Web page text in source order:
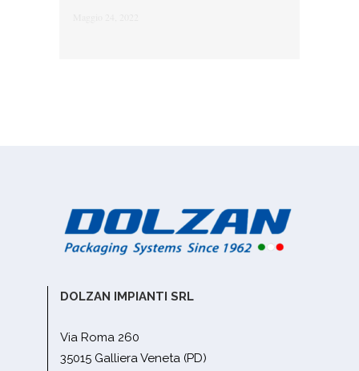
DOLZAN IMPIANTI SRL
Via Roma 260
35015 Galliera Veneta (PD)